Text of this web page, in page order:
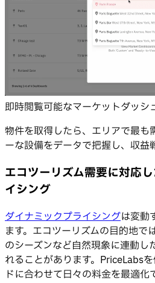
即時閲覧可能なマーケットダッシ
物件を取得したら、エリアで最も
ーな設備をデータで把握し、収益
エコツーリズム需要に対応
イシング
ダイナミックプライシングは変動
ます。エコツーリズムの目的地で
のシーズンなど自然現象に連動し
れることがあります。PriceLabs
ドに合わせて日々の料金を最適化